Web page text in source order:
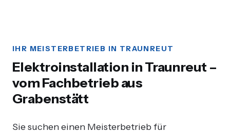
IHR MEISTERBETRIEB IN TRAUNREUT
Elektroinstallation in Traunreut –
vom Fachbetrieb aus
Grabenstätt
Sie suchen einen Meisterbetrieb für